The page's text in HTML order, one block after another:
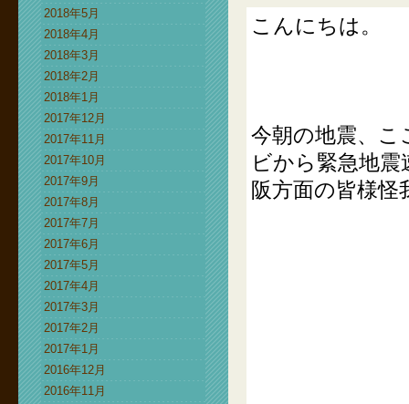
2018年5月
2018年4月
2018年3月
2018年2月
2018年1月
2017年12月
2017年11月
2017年10月
2017年9月
2017年8月
2017年7月
2017年6月
2017年5月
2017年4月
2017年3月
2017年2月
2017年1月
2016年12月
2016年11月
こんにちは。
今朝の地震、こ
ビから緊急地
阪方面の皆様